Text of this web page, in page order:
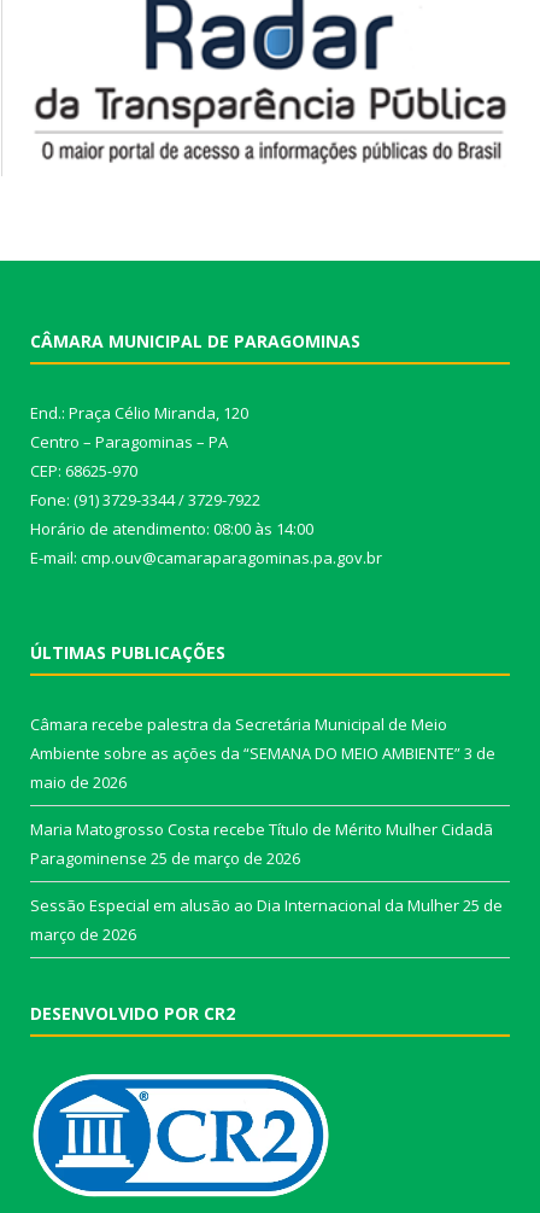
CÂMARA MUNICIPAL DE PARAGOMINAS
End.: Praça Célio Miranda, 120
Centro – Paragominas – PA
CEP: 68625-970
Fone: (91) 3729-3344 / 3729-7922
Horário de atendimento: 08:00 às 14:00
E-mail: cmp.ouv@camaraparagominas.pa.gov.br
ÚLTIMAS PUBLICAÇÕES
Câmara recebe palestra da Secretária Municipal de Meio
Ambiente sobre as ações da “SEMANA DO MEIO AMBIENTE”3 de
maio de 2026
Maria Matogrosso Costa recebe Título de Mérito Mulher Cidadã
Paragominense 25 de março de 2026
Sessão Especial em alusão ao Dia Internacional da Mulher25 de
março de 2026
DESENVOLVIDO POR CR2